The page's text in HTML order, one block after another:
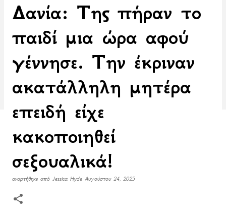
Δανία: Της πήραν το
παιδί μια ώρα αφού
γέννησε. Την έκριναν
ακατάλληλη μητέρα
επειδή είχε
κακοποιηθεί
σεξουαλικά!
αναρτήθηκε από Jessica Hyde Αυγούστου 24, 2025